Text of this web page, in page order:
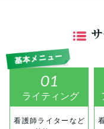
01
ライティング
看護師ライターなど